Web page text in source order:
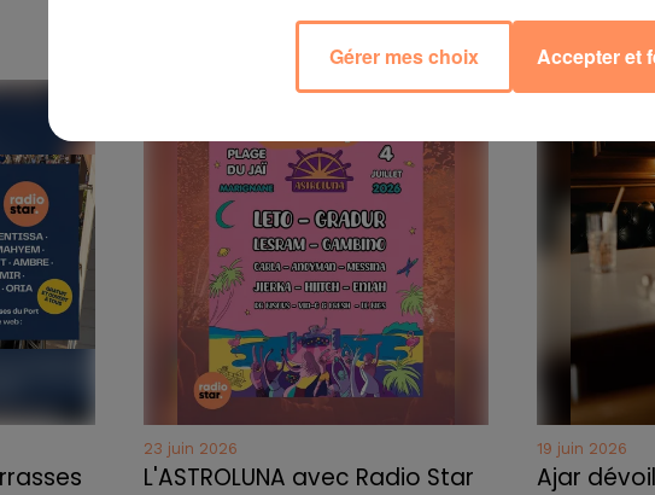
23 juin 2026
L'ASTROLUNA avec Radio Star
19 juin 2026
Ajar
Gérer mes choix Accepter et